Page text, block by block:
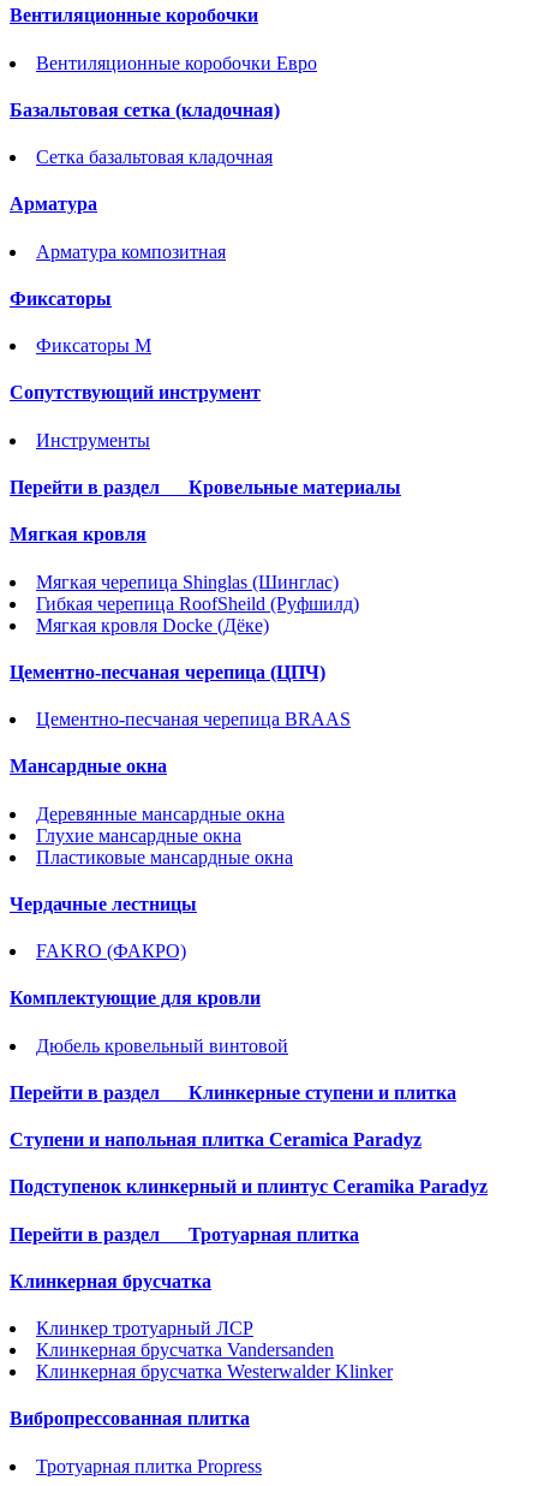
Вентиляционные коробочки
Вентиляционные коробочки Евро
Базальтовая сетка (кладочная)
Сетка базальтовая кладочная
Арматура
Арматура композитная
Фиксаторы
Фиксаторы М
Сопутствующий инструмент
Инструменты
Перейти в раздел Кровельные материалы
Мягкая кровля
Мягкая черепица Shinglas (Шинглас)
Гибкая черепица RoofSheild (Руфшилд)
Мягкая кровля Docke (Дёке)
Цементно-песчаная черепица (ЦПЧ)
Цементно-песчаная черепица BRAAS
Мансардные окна
Деревянные мансардные окна
Глухие мансардные окна
Пластиковые мансардные окна
Чердачные лестницы
FAKRO (ФАКРО)
Комплектующие для кровли
Дюбель кровельный винтовой
Перейти в раздел Клинкерные ступени и плитка
Cтупени и напольная плитка Ceramica Paradyz
Подступенок клинкерный и плинтус Ceramika Paradyz
Перейти в раздел Тротуарная плитка
Клинкерная брусчатка
Клинкер тротуарный ЛСР
Клинкерная брусчатка Vandersanden
Клинкерная брусчатка Westerwalder Klinker
Вибропрессованная плитка
Тротуарная плитка Propress